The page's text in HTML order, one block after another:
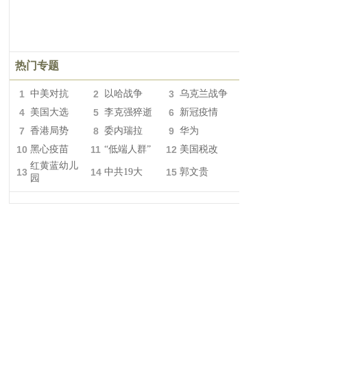
热门专题
1 中美对抗 2 以哈战争 3 乌克兰战争
4 美国大选 5 李克强猝逝 6 新冠疫情
7 香港局势 8 委内瑞拉 9 华为
10 黑心疫苗 11 “低端人群” 12 美国税改
13
红黄蓝幼儿
园
14 中共19大 15 郭文贵